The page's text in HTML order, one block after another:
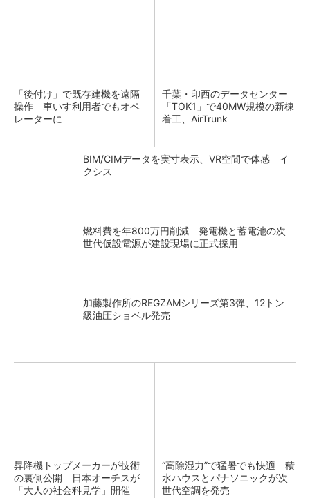
「後付け」で既存建機を遠隔
操作 車いす利用者でもオペ
レーターに
千葉・印西のデータセンター
「TOK1」で40MW規模の新棟
着工、AirTrunk
BIM/CIMデータを実寸表示、VR空間で体感 イ
クシス
燃料費を年800万円削減 発電機と蓄電池の次
世代仮設電源が建設現場に正式採用
加藤製作所のREGZAMシリーズ第3弾、12トン
級油圧ショベル発売
昇降機トップメーカーが技術
の裏側公開 日本オーチスが
「大人の社会科見学」開催
“高除湿力”で猛暑でも快適 積
水ハウスとパナソニックが次
世代空調を発売